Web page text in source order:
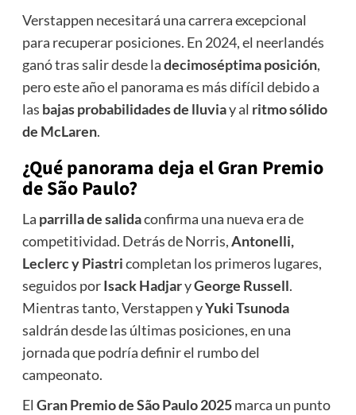
Verstappen necesitará una carrera excepcional
para recuperar posiciones. En 2024, el neerlandés
ganó tras salir desde ladecimoséptima posición,
pero este año el panorama es más difícil debido a
las bajas probabilidades de lluviay al ritmo sólido
de McLaren.
¿Qué panorama deja el Gran Premio
de São Paulo?
La parrilla de salidaconfirma una nueva era de
competitividad. Detrás de Norris,Antonelli,
Leclerc y Piastricompletan los primeros lugares,
seguidos porIsack HadjaryGeorge Russell.
Mientras tanto, Verstappen yYuki Tsunoda
saldrán desde las últimas posiciones, en una
jornada que podría definir el rumbo del
campeonato.
El Gran Premio de São Paulo 2025marca un punto